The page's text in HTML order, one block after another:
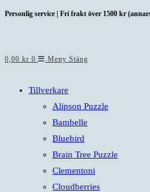
Hoppa
Personlig service | Fri frakt över 1500 kr
0,00 kr 0 Meny Stäng
Tillverkare
Alipson Puzzle
Bambelle
Bluebird
Brain Tree Puzzle
Clementoni
Cloudberries